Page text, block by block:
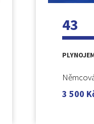
43
3 500